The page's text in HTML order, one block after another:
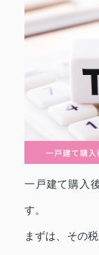
一戸建て購入
す。
まずは、その